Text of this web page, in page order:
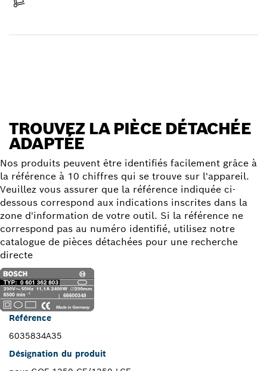
TROUVEZ LA PIÈCE DÉTACHÉE
ADAPTÉE
Nos produits peuvent être identifiés facilement grâce à
la référence à 10 chiffres qui se trouve sur l'appareil.
Veuillez vous assurer que la référence indiquée ci-
dessous correspond aux indications inscrites dans la
zone d'information de votre outil. Si la référence ne
correspond pas au numéro identifié, utilisez notre
catalogue de pièces détachées pour une recherche
directe
Référence
6035834A35
Désignation du produit